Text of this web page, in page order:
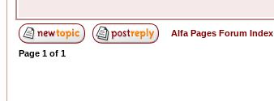
Alfa Pages Forum Index
Page 1 of 1